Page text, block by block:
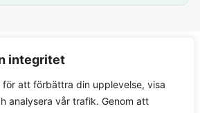
integritet
för att förbättra din upplevelse, visa
analysera vår trafik. Genom att